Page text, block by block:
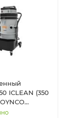
ICLEAN (350